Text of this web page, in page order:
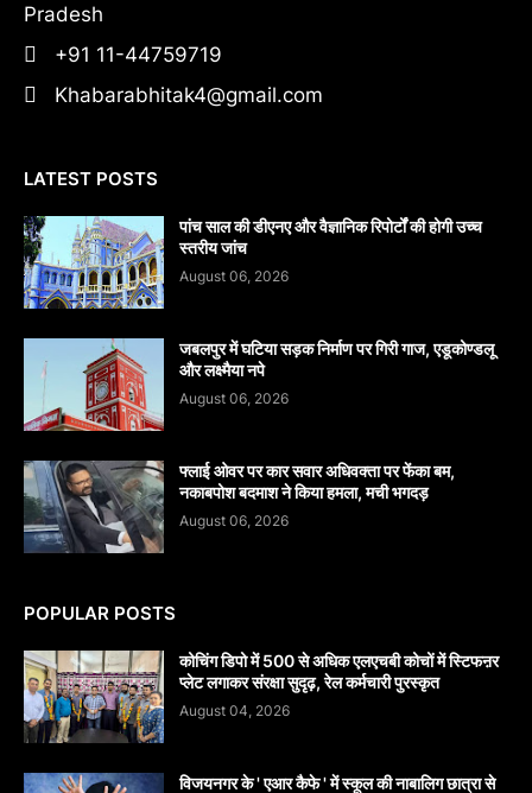
Pradesh
+91 11-44759719
Khabarabhitak4@gmail.com
LATEST POSTS
पांच साल की डीएनए और वैज्ञानिक रिपोर्टों की होगी उच्च
स्तरीय जांच
August 06, 2026
जबलपुर में घटिया सड़क निर्माण पर गिरी गाज, एडूकोण्डलू
और लक्ष्मैया नपे
August 06, 2026
फ्लाई ओवर पर कार सवार अधिवक्ता पर फेंका बम,
नकाबपोश बदमाश ने किया हमला, मची भगदड़
August 06, 2026
POPULAR POSTS
कोचिंग डिपो में 500 से अधिक एलएचबी कोचों में स्टिफऩर
प्लेट लगाकर संरक्षा सुदृढ़, रेल कर्मचारी पुरस्कृत
August 04, 2026
विजयनगर के ' एआर कैफे ' में स्कूल की नाबालिग छात्रा से